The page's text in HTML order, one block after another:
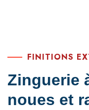
FINITIONS
Zinguerie
noues et